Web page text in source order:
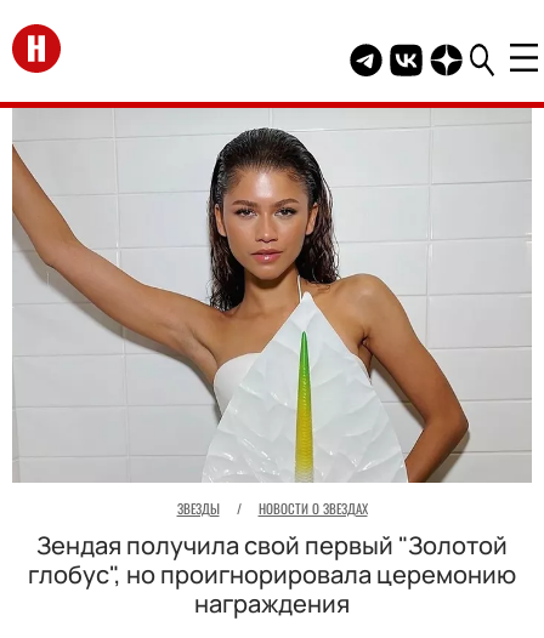
Перейти на главную
Telegram канал
Группа HELLO
Канал
ЗВЕЗДЫ / НОВОСТИ О ЗВЕЗДАХ
Зендая получила свой первый "Золотой
глобус", но проигнорировала церемонию
награждения